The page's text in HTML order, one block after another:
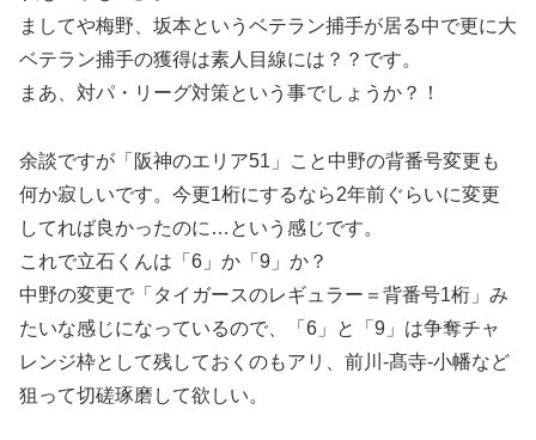
ましてや梅野、坂本というベテラン捕手が居る中で更に大
ベテラン捕手の獲得は素人目線には？？です。
まあ、対パ・リーグ対策という事でしょうか？！
余談ですが「阪神のエリア51」こと中野の背番号変更も
何か寂しいです。今更1桁にするなら2年前ぐらいに変更
してれば良かったのに…という感じです。
これで立石くんは「6」か「9」か？
中野の変更で「タイガースのレギュラー＝背番号1桁」み
たいな感じになっているので、「6」と「9」は争奪チャ
レンジ枠として残しておくのもアリ、前川-髙寺-小幡など
狙って切磋琢磨して欲しい。